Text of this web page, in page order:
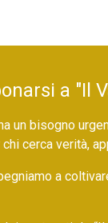
a "Il
un bisogno
cerca verità,
a